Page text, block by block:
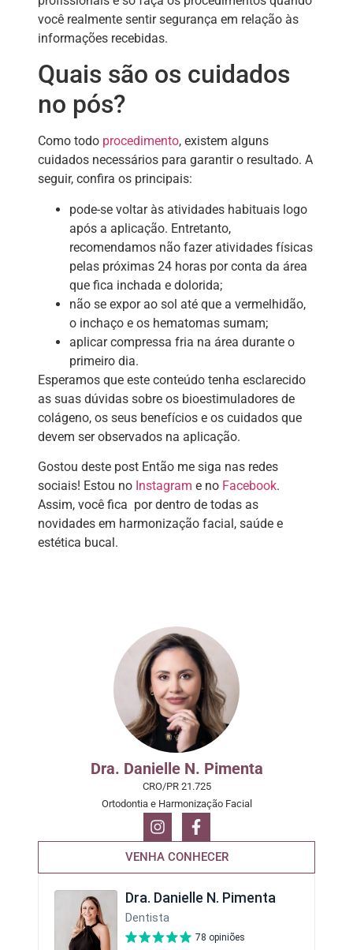
você realmente sentir segurança em relação às
informações recebidas.
Quais são os cuidados
no pós?
Como todo procedimento, existem alguns
cuidados necessários para garantir o resultado. A
seguir, confira os principais:
pode-se voltar às atividades habituais logo
após a aplicação. Entretanto,
recomendamos não fazer atividades físicas
pelas próximas 24 horas por conta da área
que fica inchada e dolorida;
não se expor ao sol até que a vermelhidão,
o inchaço e os hematomas sumam;
aplicar compressa fria na área durante o
primeiro dia.
Esperamos que este conteúdo tenha esclarecido
as suas dúvidas sobre os bioestimuladores de
colágeno, os seus benefícios e os cuidados que
devem ser observados na aplicação.
Gostou deste post Então me siga nas redes
sociais! Estou no Instagram e no Facebook.
Assim, você fica por dentro de todas as
novidades em harmonização facial, saúde e
estética bucal.
Dra. Danielle N. Pimenta
CRO/PR 21.725
Ortodontia e Harmonização Facial
VENHA CONHECER